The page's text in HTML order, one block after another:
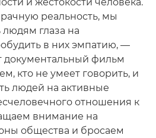
реальность, мы
глаза на
в них эмпатию, —
документальный фильм
кто не умеет говорить, и
людей на активные
отношения к
внимание на
общества и бросаем